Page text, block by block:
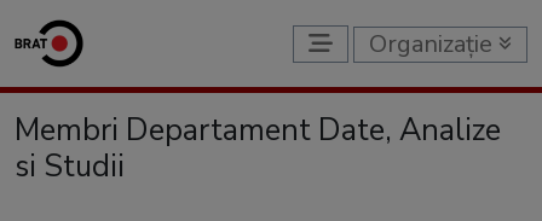
Organizație
Membri Departament Date, Analize
si Studii